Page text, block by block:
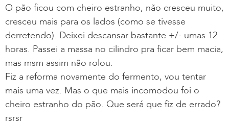
O pão ficou com cheiro estranho, não cresceu muito,
cresceu mais para os lados (como se tivesse
derretendo). Deixei descansar bastante +/- umas 12
horas. Passei a massa no cilindro pra ficar bem macia,
mas msm assim não rolou.
Fiz a reforma novamente do fermento, vou tentar
mais uma vez. Mas o que mais incomodou foi o
cheiro estranho do pão. Que será que fiz de errado?
rsrsr